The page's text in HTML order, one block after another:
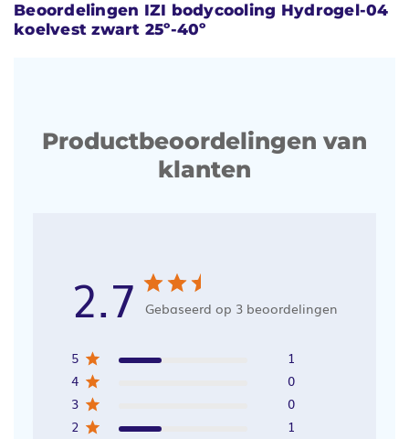
Beoordelingen IZI bodycooling Hydrogel-04
koelvest zwart 25º-40º
Productbeoordelingen van
klanten
2.7 Gebaseerd op 3 beoordelingen
5
1
4
0
3
0
2
1